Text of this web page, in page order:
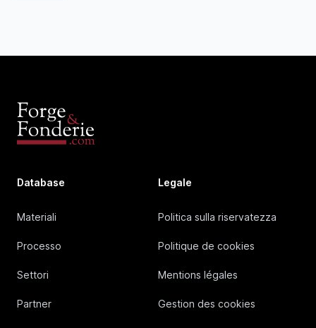
Database
Materiali
Processo
Settori
Partner
Legale
Politica sulla riservatezza
Politique de cookies
Mentions légales
Gestion des cookies